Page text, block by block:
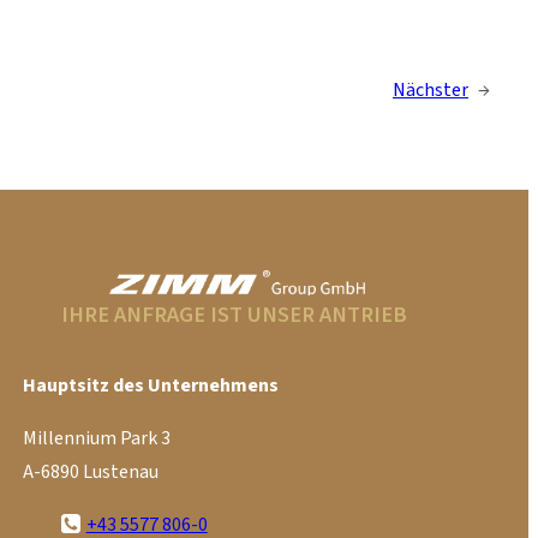
Nächster →
IHRE ANFRAGE IST UNSER ANTRIEB
Hauptsitz des Unternehmens
Millennium Park 3
A-6890 Lustenau
+43 5577 806-0